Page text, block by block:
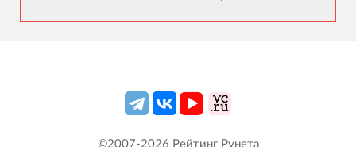
©2007-2026 Рейтинг Рунета